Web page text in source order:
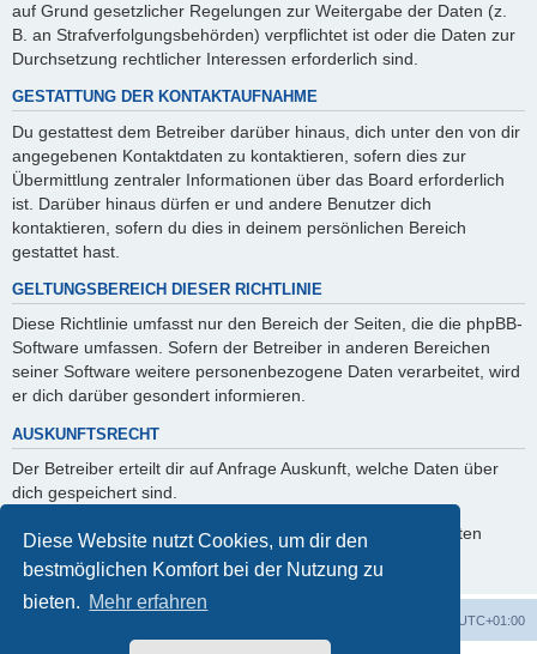
Diese Website nutzt Cookies, um dir den
bestmöglichen Komfort bei der Nutzung zu
bieten. Mehr erfahren
auf Grund gesetzlicher Regelungen zur Weitergabe der Daten (z.
B. an Strafverfolgungsbehörden) verpflichtet ist oder die Daten zur
Durchsetzung rechtlicher Interessen erforderlich sind.
GESTATTUNG DER KONTAKTAUFNAHME
Du gestattest dem Betreiber darüber hinaus, dich unter den von dir
angegebenen Kontaktdaten zu kontaktieren, sofern dies zur
Übermittlung zentraler Informationen über das Board erforderlich
ist. Darüber hinaus dürfen er und andere Benutzer dich
kontaktieren, sofern du dies in deinem persönlichen Bereich
gestattet hast.
GELTUNGSBEREICH DIESER RICHTLINIE
Diese Richtlinie umfasst nur den Bereich der Seiten, die die phpBB-
Software umfassen. Sofern der Betreiber in anderen Bereichen
seiner Software weitere personenbezogene Daten verarbeitet, wird
er dich darüber gesondert informieren.
AUSKUNFTSRECHT
Der Betreiber erteilt dir auf Anfrage Auskunft, welche Daten über
dich gespeichert sind.
Du kannst jederzeit die Löschung bzw. Sperrung deiner Daten
verlangen. Kontaktiere hierzu bitte den Betreiber.
UTC+01:00